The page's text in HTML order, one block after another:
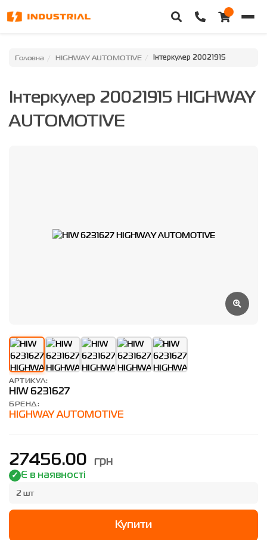
Головна
Категорії
Особистий кабінет
Головна HIGHWAY AUTOMOTIVE Інтеркулер 20021915
Інтеркулер 20021915 HIGHWAY
AUTOMOTIVE
АРТИКУЛ:
HIW 6231627
БРЕНД:
HIGHWAY AUTOMOTIVE
27456.00 грн
Є в наявності
2 шт
Купити